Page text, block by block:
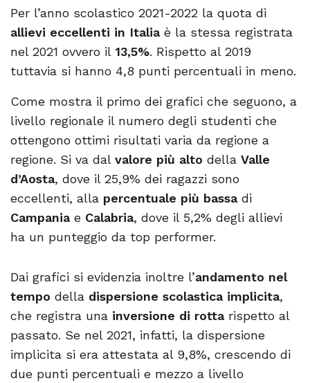
Per l’anno scolastico 2021-2022 la quota di
allievi eccellenti in Italiaè la stessa registrata
nel 2021 ovvero il 13,5%. Rispetto al 2019
tuttavia si hanno 4,8 punti percentuali in meno.
Come mostra il primo dei grafici che seguono, a
livello regionale il numero degli studenti che
ottengono ottimi risultati varia da regione a
regione. Si va dal valore più alto della Valle
d’Aosta, dove il 25,9% dei ragazzi sono
eccellenti, alla percentuale più bassadi
Campaniae Calabria, dove il 5,2% degli allievi
ha un punteggio da top performer.
Dai grafici si evidenzia inoltre l’andamento nel
tempo della dispersione scolastica implicita,
che registra una inversione di rotta rispetto al
passato. Se nel 2021, infatti, la dispersione
implicita si era attestata al 9,8%, crescendo di
due punti percentuali e mezzo a livello